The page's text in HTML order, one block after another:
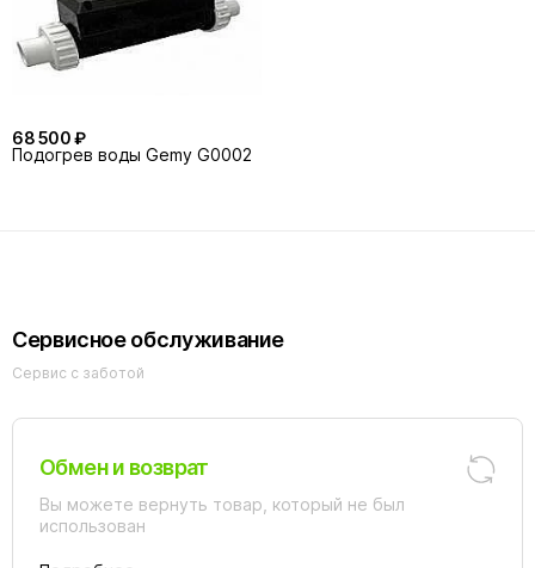
68 500 ₽
Подогрев воды Gemy G0002
Сервисное обслуживание
Сервис с заботой
Обмен и возврат
Вы можете вернуть товар, который не был
использован